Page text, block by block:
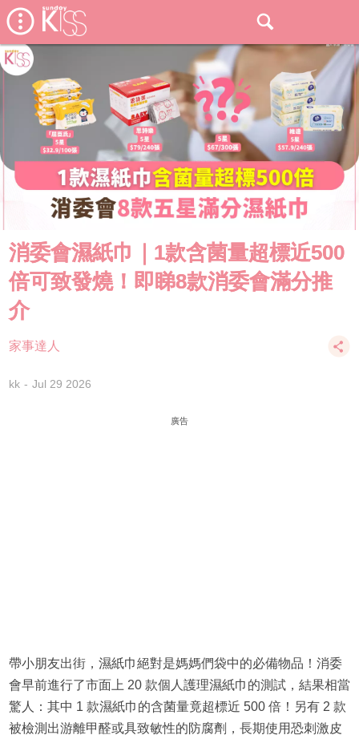
消委會濕紙巾｜1款含菌量超標近500
倍可致發燒！即睇8款消委會滿分推
介
家事達人
kk Jul 29 2026
廣告
帶小朋友出街，濕紙巾絕對是媽媽們袋中的必備物品！消委
會早前進行了市面上 20 款個人護理濕紙巾的測試，結果相當
驚人：其中 1 款濕紙巾的含菌量竟超標近 500 倍！另有 2 款
被檢測出游離甲醛或具致敏性的防腐劑，長期使用恐刺激皮